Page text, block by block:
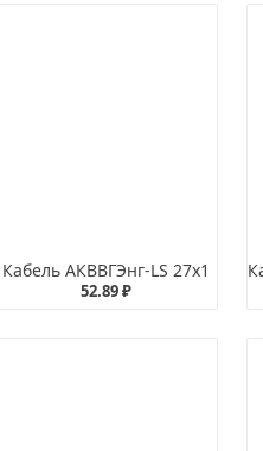
Кабель АКВВГЭнг-LS 27х1
52.89 ₽